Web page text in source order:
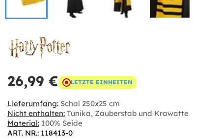
26,99 € LETZTE EINHEITEN
Lieferumfang: Schal 250x25 cm
Nicht enthalten: Tunika, Zauberstab und Krawatte
Material: 100% Seide
ART. NR.: 118413-0